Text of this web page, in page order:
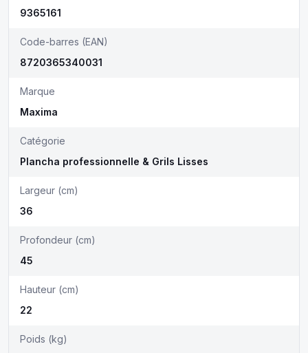
9365161
Code-barres (EAN)
8720365340031
Marque
Maxima
Catégorie
Plancha professionnelle & Grils Lisses
Largeur (cm)
36
Profondeur (cm)
45
Hauteur (cm)
22
Poids (kg)